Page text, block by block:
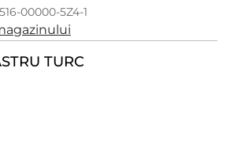
00000-5Z4-1
TURC